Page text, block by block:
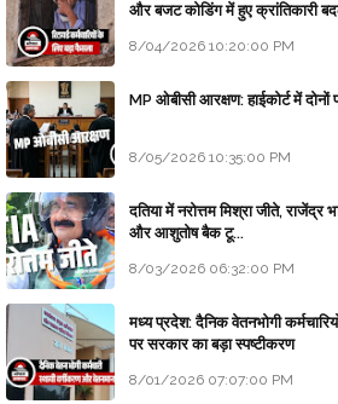
और बजट कोडिंग में हुए क्रांतिकारी
8/04/2026 10:20:00 PM
MP ओबीसी आरक्षण: हाईकोर्ट में दोनों
8/05/2026 10:35:00 PM
दतिया में नरोत्तम मिश्रा जीते, राजेंद्र
और आशुतोष बैक टू...
8/03/2026 06:32:00 PM
मध्य प्रदेश: दैनिक वेतनभोगी
पर सरकार का बड़ा स्पष्टीकरण
8/01/2026 07:07:00 PM